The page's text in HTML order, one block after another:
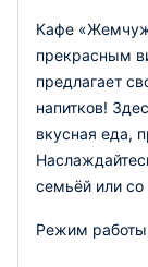
Кафе
прекрасным
предлагает
напитков!
вкусная еда,
семьёй или со
Режим